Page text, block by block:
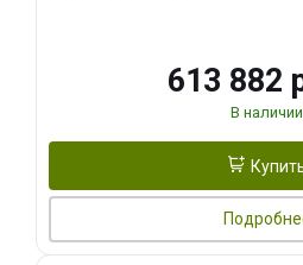
613 882
В наличии